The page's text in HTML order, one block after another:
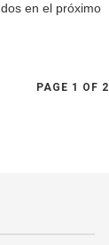
en el próximo
PAGE 1 OF 2